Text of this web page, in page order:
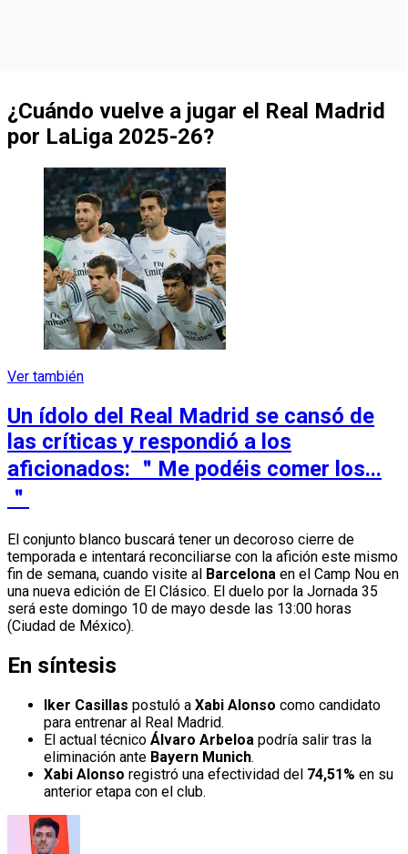
¿Cuándo vuelve a jugar el Real Madrid
por LaLiga 2025-26?
Ver también
Un ídolo del Real Madrid se cansó de
las críticas y respondió a los
aficionados: ＂Me podéis comer los...
＂
El conjunto blanco buscará tener un decoroso cierre de
temporada e intentará reconciliarse con la afición este mismo
fin de semana, cuando visite al Barcelona en el Camp Nou en
una nueva edición de El Clásico. El duelo por la Jornada 35
será este domingo 10 de mayo desde las 13:00 horas
(Ciudad de México).
En síntesis
Iker Casillas postuló a Xabi Alonso como candidato
para entrenar al Real Madrid.
El actual técnico Álvaro Arbeloa podría salir tras la
eliminación ante Bayern Munich.
Xabi Alonso registró una efectividad del 74,51% en su
anterior etapa con el club.